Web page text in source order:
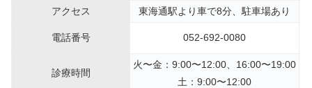
アクセス
東海通駅より車で8分、駐車場あり
電話番号 052-692-0080
診療時間
火〜金：9:00〜12:00、16:00〜19:00
土：9:00〜12:00